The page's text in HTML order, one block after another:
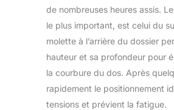
base
de nombreuses heures assis.
le plus important, est celui du
molette à l’arrière du dossier
hauteur et sa profondeur pour
la courbure du dos. Après
rapidement le positionnement
tensions et prévient la fatigue.